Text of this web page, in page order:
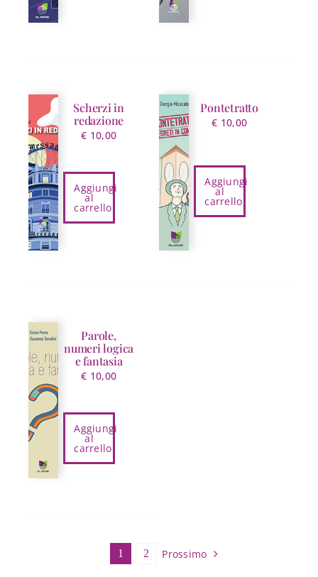
Scherzi in
redazione
€ 10,00
Aggiungi
al
carrello
Pontetratto
€ 10,00
Aggiungi
al
carrello
Parole,
numeri logica
e fantasia
€ 10,00
Aggiungi
al
carrello
1 2 Prossimo